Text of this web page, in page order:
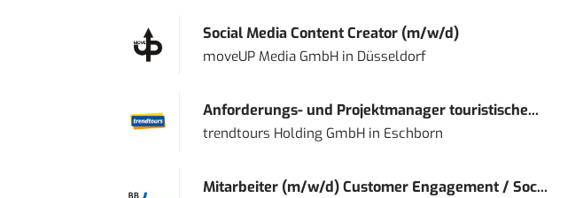
Social Media Content Creator (m/w/d)
moveUP Media GmbHin Düsseldorf
Anforderungs- und Projektmanager touristische...
trendtours Holding GmbHin Eschborn
Mitarbeiter (m/w/d) Customer Engagement / Soc...